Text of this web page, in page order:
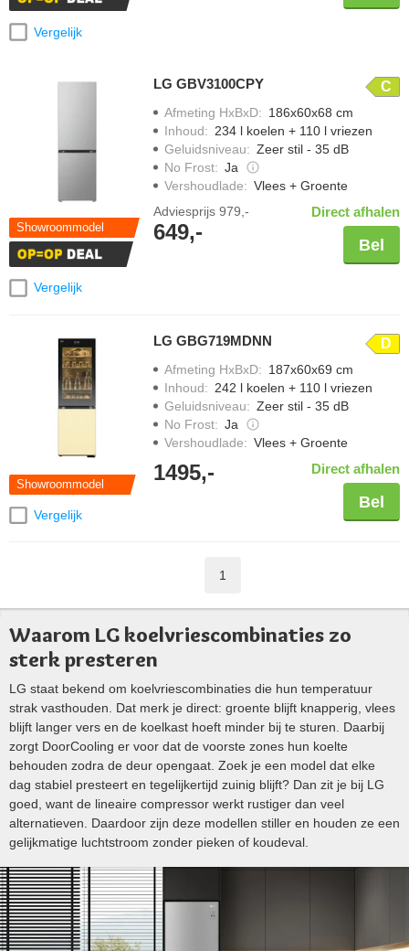
Vergelijk
Showroommodel
Vergelijk
LG GBV3100CPY C
Afmeting HxBxD: 186x60x68 cm
Inhoud: 234 l koelen + 110 l vriezen
Geluidsniveau: Zeer stil - 35 dB
No Frost: Ja
Vershoudlade: Vlees + Groente
Adviesprijs 979,-
649,-
Direct afhalen
Bel
Showroommodel
Vergelijk
LG GBG719MDNN D
Afmeting HxBxD: 187x60x69 cm
Inhoud: 242 l koelen + 110 l vriezen
Geluidsniveau: Zeer stil - 35 dB
No Frost: Ja
Vershoudlade: Vlees + Groente
1495,- Direct afhalen
Bel
1
Waarom LG koelvriescombinaties zo
sterk presteren
LG staat bekend om koelvriescombinaties die hun temperatuur
strak vasthouden. Dat merk je direct: groente blijft knapperig, vlees
blijft langer vers en de koelkast hoeft minder bij te sturen. Daarbij
zorgt DoorCooling er voor dat de voorste zones hun koelte
behouden zodra de deur opengaat. Zoek je een model dat elke
dag stabiel presteert en tegelijkertijd zuinig blijft? Dan zit je bij LG
goed, want de lineaire compressor werkt rustiger dan veel
alternatieven. Daardoor zijn deze modellen stiller en houden ze een
gelijkmatige luchtstroom zonder pieken of koudeval.